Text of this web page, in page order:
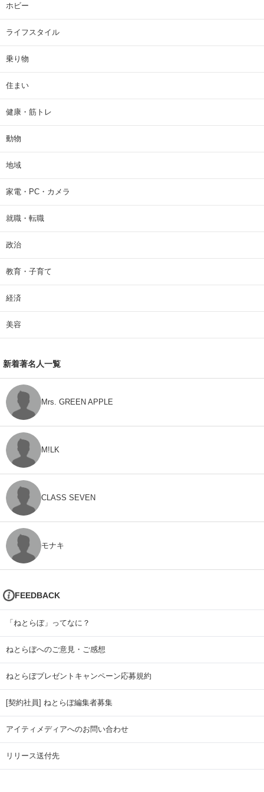
ホビー
ライフスタイル
乗り物
住まい
健康・筋トレ
動物
地域
家電・PC・カメラ
就職・転職
政治
教育・子育て
経済
美容
新着著名人一覧
Mrs. GREEN APPLE
M!LK
CLASS SEVEN
モナキ
FEEDBACK
「ねとらぼ」ってなに？
ねとらぼへのご意見・ご感想
ねとらぼプレゼントキャンペーン応募規約
[契約社員] ねとらぼ編集者募集
アイティメディアへのお問い合わせ
リリース送付先